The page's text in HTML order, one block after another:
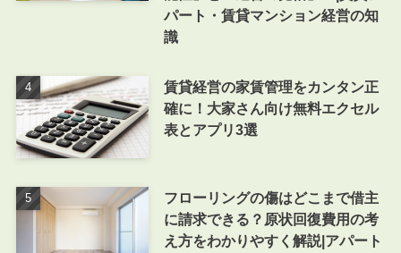
パート・賃貸マンション経営の知
識
賃貸経営の家賃管理をカンタン正
確に！大家さん向け無料エクセル
表とアプリ3選
フローリングの傷はどこまで借主
に請求できる？原状回復費用の考
え方をわかりやすく解説|アパート